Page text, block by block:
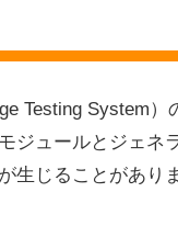
Testing System
ジュールとジェネ
生じることがありま